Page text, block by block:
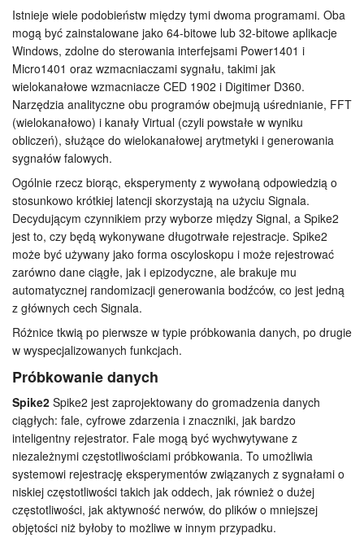
Produkty
Cennik
Pliki do ściągnięcia
Samouczki
Wsparcie
Dealerzy
Istnieje wiele podobieństw między tymi dwoma programami. Oba
mogą być zainstalowane jako 64-bitowe lub 32-bitowe aplikacje
Windows, zdolne do sterowania interfejsami Power1401 i
Micro1401 oraz wzmacniaczami sygnału, takimi jak
wielokanałowe wzmacniacze CED 1902 i Digitimer D360.
Narzędzia analityczne obu programów obejmują uśrednianie, FFT
(wielokanałowo) i kanały Virtual (czyli powstałe w wyniku
obliczeń), służące do wielokanałowej arytmetyki i generowania
sygnałów falowych.
Ogólnie rzecz biorąc, eksperymenty z wywołaną odpowiedzią o
stosunkowo krótkiej latencji skorzystają na użyciu Signala.
Decydującym czynnikiem przy wyborze między Signal, a Spike2
jest to, czy będą wykonywane długotrwałe rejestracje. Spike2
może być używany jako forma oscyloskopu i może rejestrować
zarówno dane ciągłe, jak i epizodyczne, ale brakuje mu
automatycznej randomizacji generowania bodźców, co jest jedną
z głównych cech Signala.
Różnice tkwią po pierwsze w typie próbkowania danych, po drugie
w wyspecjalizowanych funkcjach.
Próbkowanie danych
Spike2 Spike2 jest zaprojektowany do gromadzenia danych
ciągłych: fale, cyfrowe zdarzenia i znaczniki, jak bardzo
inteligentny rejestrator. Fale mogą być wychwytywane z
niezależnymi częstotliwościami próbkowania. To umożliwia
systemowi rejestrację eksperymentów związanych z sygnałami o
niskiej częstotliwości takich jak oddech, jak również o dużej
częstotliwości, jak aktywność nerwów, do plików o mniejszej
objętości niż byłoby to możliwe w innym przypadku.